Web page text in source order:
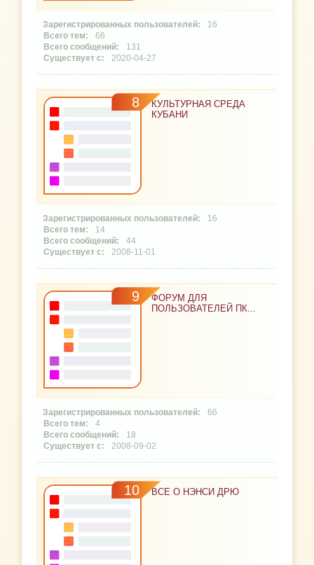
16
66
131
2020-04-27
8
КУЛЬТУРНАЯ СРЕДА
КУБАНИ
16
14
44
2008-11-01
9
ФОРУМ ДЛЯ
ПОЛЬЗОВАТЕЛЕЙ ПК...
66
4
18
2008-09-02
10 ВСЕ О НЭНСИ ДРЮ